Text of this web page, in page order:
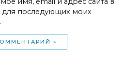
для последующих моих